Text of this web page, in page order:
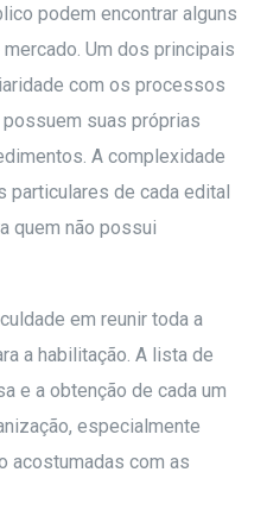
podem encontrar alguns
Um dos principais
com os processos
suas próprias
A complexidade
particulares de cada edital
quem não possui
em reunir toda a
a habilitação. A lista de
e a obtenção de cada um
especialmente
acostumadas com as